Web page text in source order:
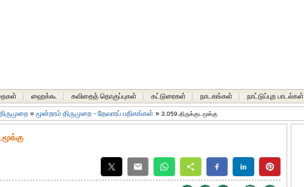
ஹைக்கூ கவிதைத் தொகுப்புகள் கட்டுரைகள் நாடகங்கள் நாட்டுப்புற பாடல்கள்
» மூன்றாம் திருமுறை - தேவாரப் பதிகங்கள் » 3.059.திருக்குடமூக்கு